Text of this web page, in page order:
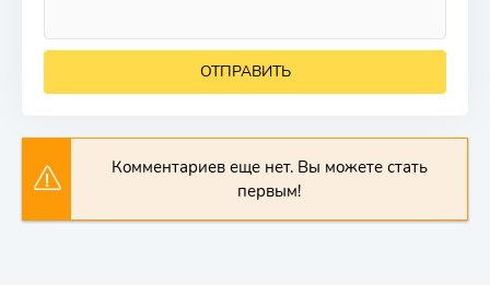
ОТПРАВИТЬ
Комментариев еще нет. Вы можете стать
первым!